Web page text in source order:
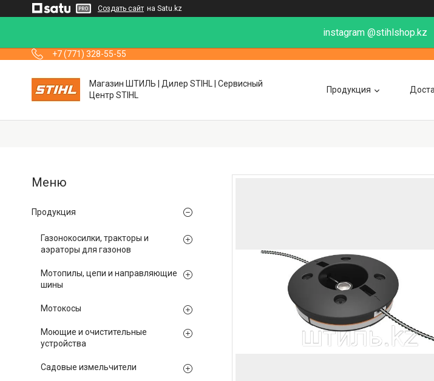
Создать сайт на Satu.kz
instagram @stihlshop.kz
+7 (771) 328-55-55
Магазин ШТИЛЬ | Дилер STIHL | Сервисный
Центр STIHL
Продукция
Продукция
Газонокосилки, тракторы и
аэраторы для газонов
Мотопилы, цепи и направляющие
шины
Мотокосы
Моющие и очистительные
устройства
Садовые измельчители